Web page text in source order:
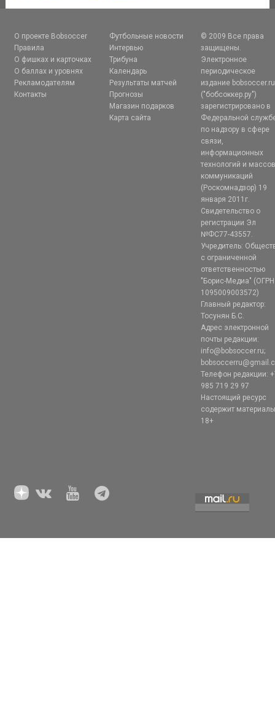
О проекте Bobsoccer
Правила
О фишках и карточках
О баллах и уровнях
Рекламодателям
Контакты
Футбольные новости
Интервью
Трибуна
Календарь
Результаты матчей
Прогнозы
Магазин подарков
Карта сайта
© 2009 Все права
защищены.
Электронное
периодическое
издание bobsoccer.ru
("бобсоккер.ру")
зарегистрировано в
Федеральной
по надзору в сфере
связи,
информационных
технологий и
коммуникаций
(Роскомнадзор) 19
января 2011г.
Свидетельство о
регистрации Эл
№ФС77-43557.
Учредитель:
с ограниченной
ответственностью
"Борис-Медиа" (ОГРН
1095009003572)
Главный редактор:
Тосунян Б.С.
Адрес электронной
почты редакции:
info@bobsoccer.ru;
Телефон редакции:
985 719 29 97
Настоящий ресурс
содержит
18+